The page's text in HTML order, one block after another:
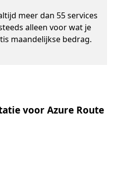
meer dan 55 services
alleen voor wat je
maandelijkse bedrag.
voor Azure Route